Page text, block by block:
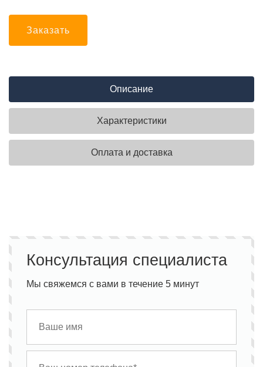
Заказать
Описание
Характеристики
Оплата и доставка
Консультация специалиста
Мы свяжемся с вами в течение 5 минут